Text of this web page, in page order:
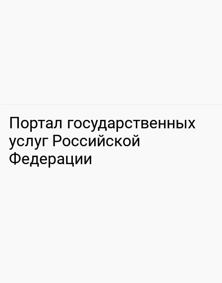
Портал государственных
услуг Российской
Федерации